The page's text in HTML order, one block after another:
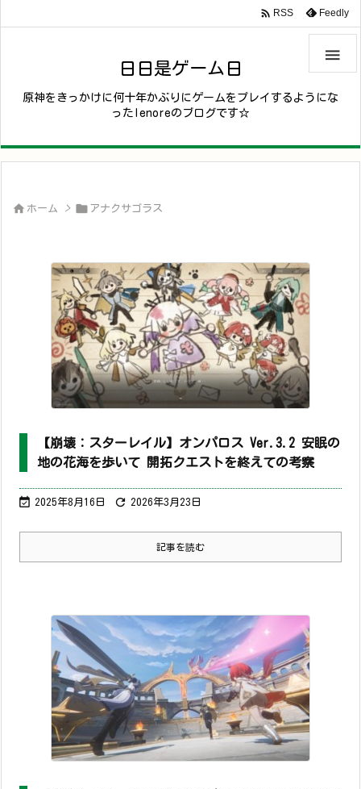
日日是ゲーム日
原神をきっかけに何十年かぶりにゲームをプレイするようにな
ったlenoreのブログです☆

 RSS Feedly
 ホーム >  アナクサゴラス
【崩壊：スターレイル】オンパロス Ver.3.2 安眠の
地の花海を歩いて 開拓クエストを終えての考察
 2025年8月16日  2026年3月23日
記事を読む